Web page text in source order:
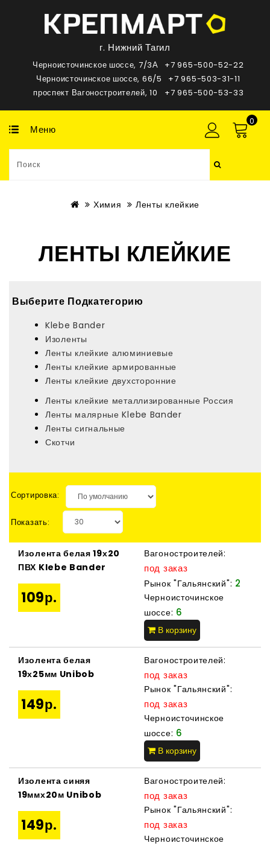
г. Нижний Тагил
Черноисточинское шоссе, 7/3А
+7 965-500-52-22
Черноисточинское шоссе, 66/5
+7 965-503-31-11
проспект Вагоностроителей, 10
+7 965-500-53-33
Меню
0
Химия Ленты клейкие
ЛЕНТЫ КЛЕЙКИЕ
Выберите Подкатегорию
Klebe Bander
Изоленты
Ленты клейкие алюминиевые
Ленты клейкие армированные
Ленты клейкие двухсторонние
Ленты клейкие металлизированные Россия
Ленты малярные Klebe Bander
Ленты сигнальные
Скотчи
Сортировка:
Показать:
Изолента белая 19х20
ПВХ Klebe Bander
109р.
Вагоностроителей:
под заказ
Рынок "Гальянский": 2
Черноисточинское
шоссе: 6
В корзину
Изолента белая
19х25мм Unibob
149р.
Вагоностроителей:
под заказ
Рынок "Гальянский":
под заказ
Черноисточинское
шоссе: 6
В корзину
Изолента синяя
19ммх20м Unibob
149р.
Вагоностроителей:
под заказ
Рынок "Гальянский":
под заказ
Черноисточинское